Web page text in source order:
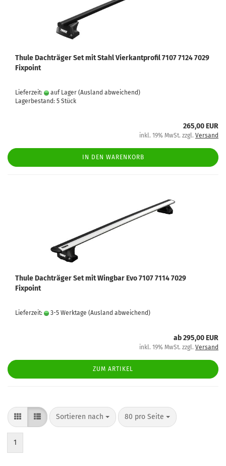
Thule Dachträger Set mit Stahl Vierkantprofil 7107 7124 7029
Fixpoint
Lieferzeit: auf Lager (Ausland abweichend)
Lagerbestand: 5 Stück
265,00 EUR
inkl. 19% MwSt. zzgl. Versand
IN DEN WARENKORB
Thule Dachträger Set mit Wingbar Evo 7107 7114 7029
Fixpoint
Lieferzeit: 3-5 Werktage (Ausland abweichend)
ab 295,00 EUR
inkl. 19% MwSt. zzgl. Versand
ZUM ARTIKEL
Sortieren nach 80 pro Seite
1